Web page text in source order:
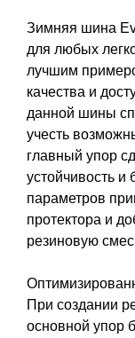
Зимняя шина
для любых
лучшим
качества и
данной шины
учесть
главный упор
устойчивость и
параметров
протектора и
резиновую
При создании
основной упор